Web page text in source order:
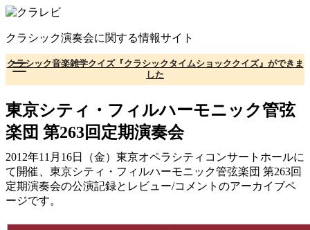
コ
テ
ン
ツ
へ
移
動
クラシック演奏会に関する情報サイト
クラシック音楽雑学クイズ『クラシックタイムショッククイズ』ができま
した
東京シティ・フィルハーモニック管弦
楽団 第263回定期演奏会
2012年11月16日（金）東京オペラシティコンサートホールに
て開催、東京シティ・フィルハーモニック管弦楽団 第263回
定期演奏会の公演記録とレビュー/コメントのアーカイブペ
ージです。